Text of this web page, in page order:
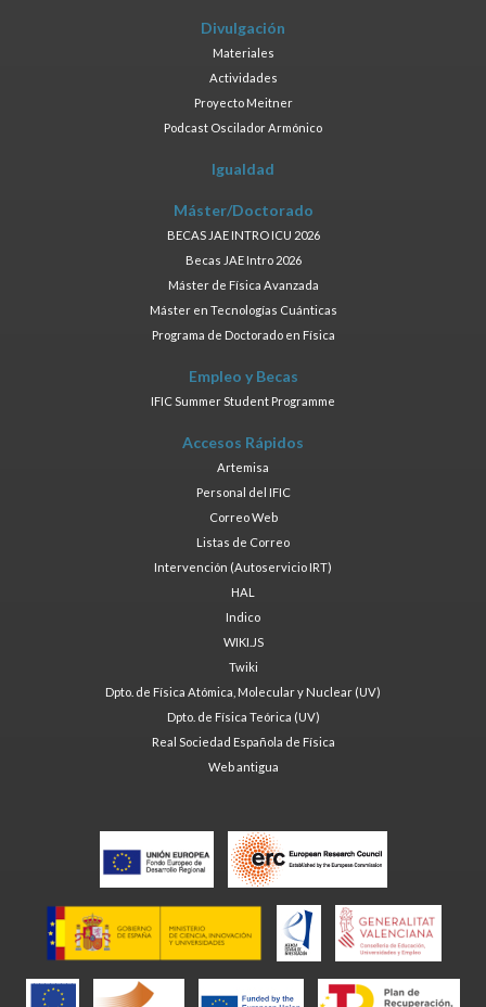
Divulgación
Materiales
Actividades
Proyecto Meitner
Podcast Oscilador Armónico
Igualdad
Máster/Doctorado
BECAS JAE INTRO ICU 2026
Becas JAE Intro 2026
Máster de Física Avanzada
Máster en Tecnologías Cuánticas
Programa de Doctorado en Física
Empleo y Becas
IFIC Summer Student Programme
Accesos Rápidos
Artemisa
Personal del IFIC
Correo Web
Listas de Correo
Intervención (Autoservicio IRT)
HAL
Indico
WIKI.JS
Twiki
Dpto. de Física Atómica, Molecular y Nuclear (UV)
Dpto. de Física Teórica (UV)
Real Sociedad Española de Física
Web antigua